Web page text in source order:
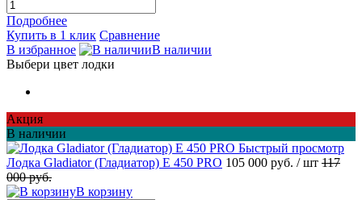
Подробнее
Купить в 1 клик Сравнение
В избранное
В наличии
Выбери цвет лодки
Акция
В наличии
Быстрый просмотр
Лодка Gladiator (Гладиатор) E 450 PRO 105 000 руб. / шт 117
000 руб.
В корзину